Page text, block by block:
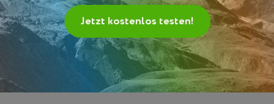
Jetzt kostenlos testen!